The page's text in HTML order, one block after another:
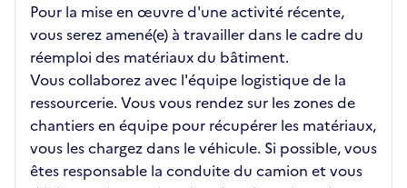
Pour la mise en œuvre d'une activité récente,
vous serez amené(e) à travailler dans le cadre du
réemploi des matériaux du bâtiment.
Vous collaborez avec l'équipe logistique de la
ressourcerie. Vous vous rendez sur les zones de
chantiers en équipe pour récupérer les matériaux,
vous les chargez dans le véhicule. Si possible, vous
êtes responsable la conduite du camion et vous